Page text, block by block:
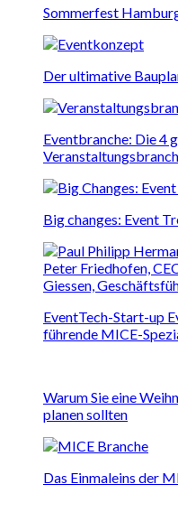
Sommerfest
Der ultimative
Eventbranche: Die 4
Big changes: Event
EventTech-Start-up
führende MICE-
Warum Sie eine
planen sollten
Das Einmaleins der